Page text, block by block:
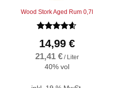
Wood Stork Aged Rum 0,7l
mit4.6
von 5
14,99 €
21,41 €/ Liter
40% vol